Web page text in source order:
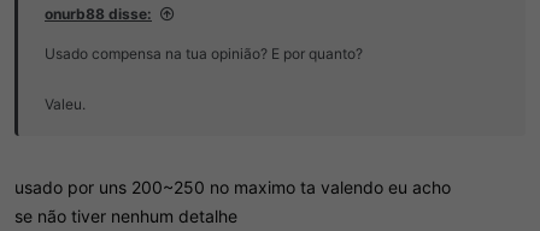
onurb88 disse:
Usado compensa na tua opinião? E por quanto?
Valeu.
usado por uns 200~250 no maximo ta valendo eu acho
se não tiver nenhum detalhe